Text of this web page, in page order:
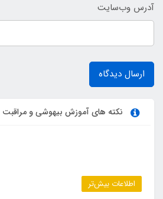
آدرس وب‌سایت
ارسال دیدگاه
نکته های آموزش بیهوشی و مراقبت
اطلاعات بیش‌تر